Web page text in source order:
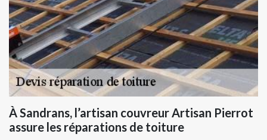
À Sandrans, l’artisan couvreur Artisan Pierrot
assure les réparations de toiture